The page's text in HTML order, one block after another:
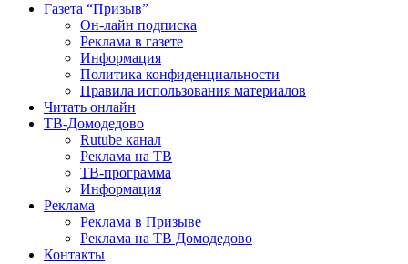
Газета “Призыв”
Он-лайн подписка
Реклама в газете
Информация
Политика конфиденциальности
Правила использования материалов
Читать онлайн
ТВ-Домодедово
Rutube канал
Реклама на ТВ
ТВ-программа
Информация
Реклама
Реклама в Призыве
Реклама на ТВ Домодедово
Контакты